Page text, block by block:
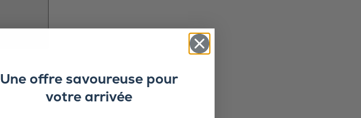
Une offre savoureuse pour
votre arrivée